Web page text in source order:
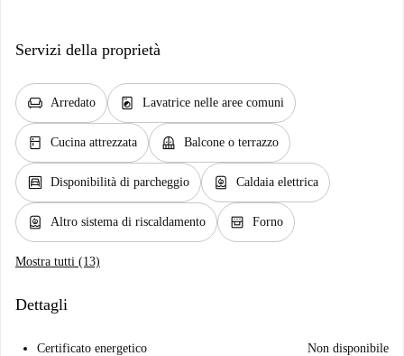
Servizi della proprietà
chair Arredato local_laundry_service Lavatrice nelle aree comuni
kitchen Cucina attrezzata balcony Balcone o terrazzo
garage Disponibilità di parcheggio water_heater Caldaia elettrica
water_heater Altro sistema di riscaldamento oven_gen Forno
Mostra tutti (13)
Dettagli
Certificato energetico Non disponibile